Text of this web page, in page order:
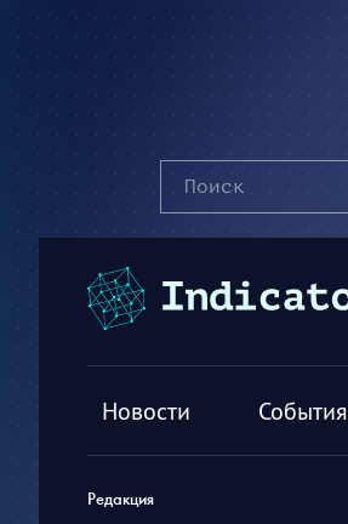
Новости События
Редакция